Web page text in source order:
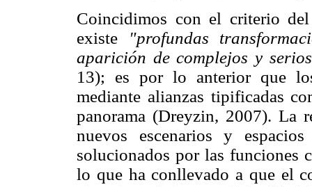
Coincidimos con el criterio
existe
"profundas
aparición de complejos y
13); es por lo anterior que
mediante alianzas tipificadas
panorama (Dreyzin, 2007). La
nuevos escenarios y
solucionados por las funciones
lo que ha conllevado a que el